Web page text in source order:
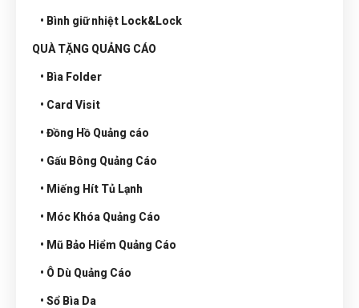
• Bình giữ nhiệt Lock&Lock
QUÀ TẶNG QUẢNG CÁO
• Bìa Folder
• Card Visit
• Đồng Hồ Quảng cáo
• Gấu Bông Quảng Cáo
• Miếng Hít Tủ Lạnh
• Móc Khóa Quảng Cáo
• Mũ Bảo Hiểm Quảng Cáo
• Ô Dù Quảng Cáo
• Sổ Bìa Da